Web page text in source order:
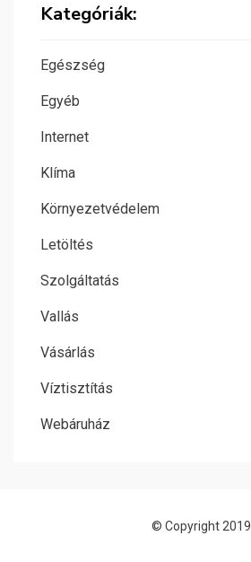
Kategóriák:
Egészség
Egyéb
Internet
Klíma
Környezetvédelem
Letöltés
Szolgáltatás
Vallás
Vásárlás
Víztisztítás
Webáruház
© Copyright 2019